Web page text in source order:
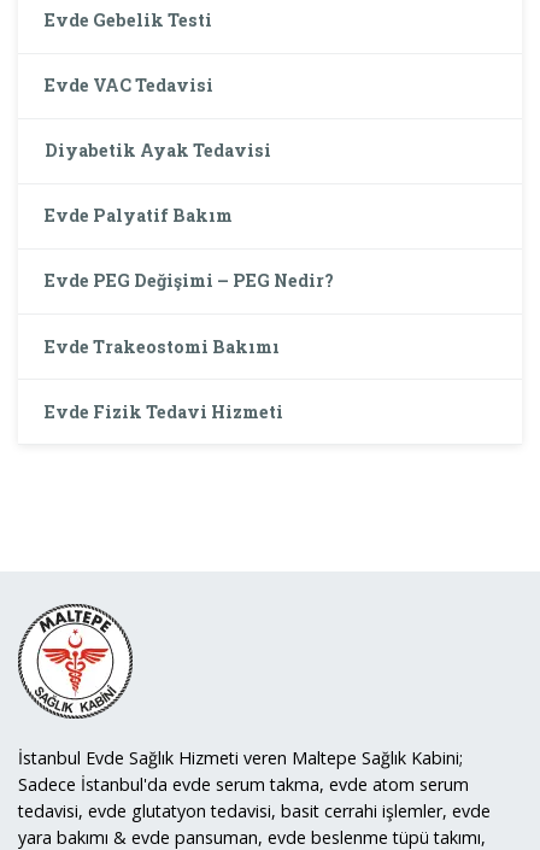
Evde Gebelik Testi
Evde VAC Tedavisi
Diyabetik Ayak Tedavisi
Evde Palyatif Bakım
Evde PEG Değişimi – PEG Nedir?
Evde Trakeostomi Bakımı
Evde Fizik Tedavi Hizmeti
İstanbul Evde Sağlık Hizmeti veren Maltepe Sağlık Kabini;
Sadece İstanbul'da evde serum takma, evde atom serum
tedavisi, evde glutatyon tedavisi, basit cerrahi işlemler, evde
yara bakımı & evde pansuman, evde beslenme tüpü takımı,